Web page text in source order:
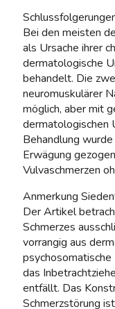
Bei den meisten
als Ursache ihrer
dermatologische
behandelt. Die
neuromuskulärer
möglich, aber mit
dermatologischen
Behandlung
Erwägung
Vulvaschmerzen
Anmerkung
Der Artikel
Schmerzes
vorrangig aus
das
entfällt. Das
Schmerzstörung